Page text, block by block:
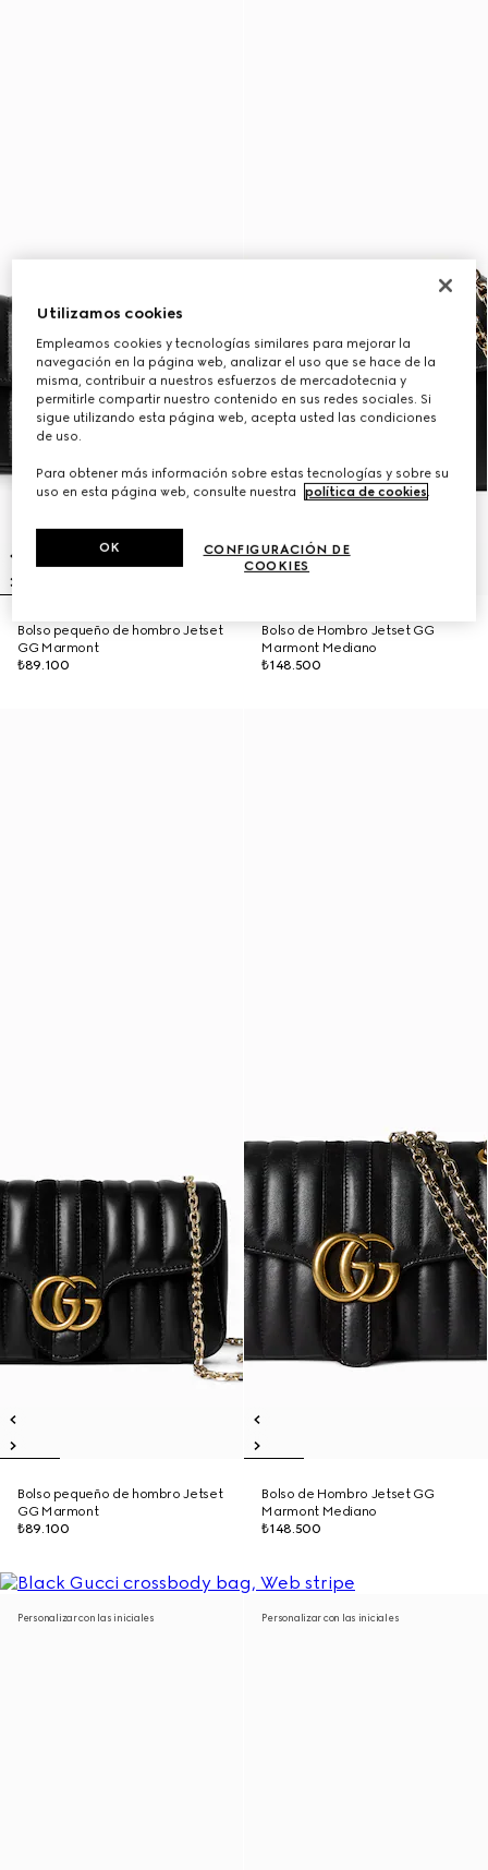
Bolso pequeño de hombro Jetset
GG Marmont
₺89.100
Bolso de Hombro Jetset GG
Marmont Mediano
₺148.500
Bolso pequeño de hombro Jetset
GG Marmont
₺89.100
Bolso de Hombro Jetset GG
Marmont Mediano
₺148.500
Personalizar con las iniciales Personalizar con las iniciales
Utilizamos cookies
Empleamos cookies y tecnologías similares para mejorar la
navegación en la página web, analizar el uso que se hace de la
misma, contribuir a nuestros esfuerzos de mercadotecnia y
permitirle compartir nuestro contenido en sus redes sociales. Si
sigue utilizando esta página web, acepta usted las condiciones
de uso.
Para obtener más información sobre estas tecnologías y sobre su
uso en esta página web, consulte nuestra
política de cookies.
CONFIGURACIÓN DE
COOKIES
OK